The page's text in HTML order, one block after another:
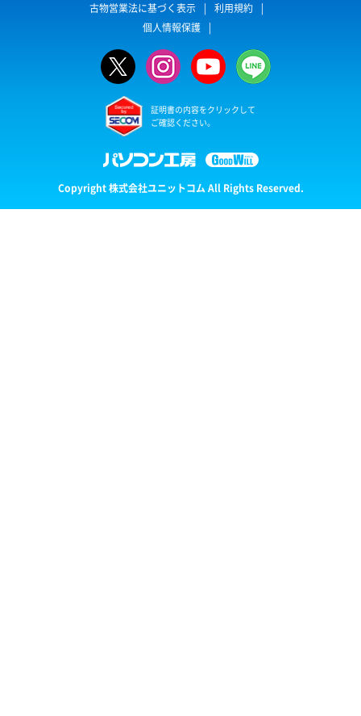
古物営業法に基づく表示
利用規約
個人情報保護
証明書の内容をクリックして
ご確認ください。
Copyright 株式会社ユニットコム All Rights Reserved.